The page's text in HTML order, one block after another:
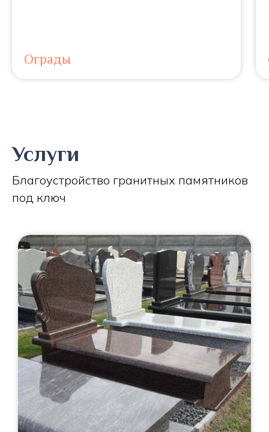
Ограды
Услуги
Благоустройство гранитных памятников
под ключ